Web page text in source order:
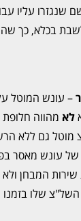
שנגזרו עליו
בכלא, כך
– עונש המוטל
לא מהווה
מוטל גם ללא
של עונש מאסר
המבחן
שלו בזמנו